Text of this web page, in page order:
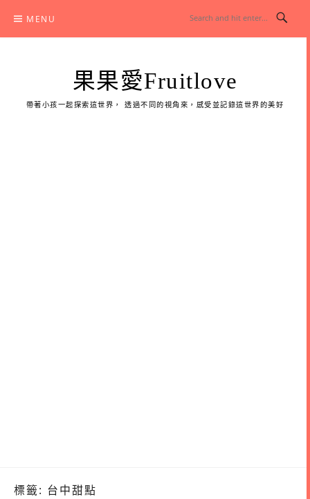
content
MENU
果果愛Fruitlove
帶著小孩一起探索這世界， 透過不同的視角來，感受並記錄這世界的美好
標籤: 台中甜點